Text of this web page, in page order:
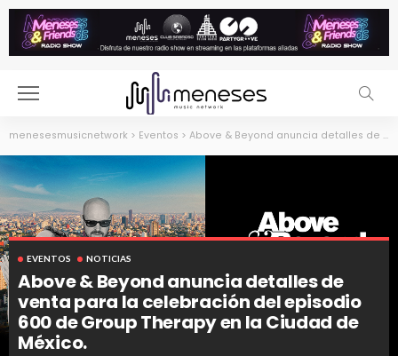
menesesmusicnetwork > Eventos > Above & Beyond anuncia detalles de venta para la celebración del episodio 600 de Group Therapy en la Ciudad de México.
EVENTOS NOTICIAS
Above & Beyond anuncia detalles de
venta para la celebración del episodio
600 de Group Therapy en la Ciudad de
México.